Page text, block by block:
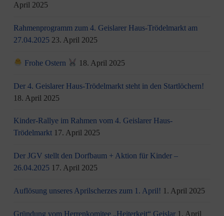
April 2025
Rahmenprogramm zum 4. Geislarer Haus-Trödelmarkt am
27.04.2025 23. April 2025
Frohe Ostern 18. April 2025
Der 4. Geislarer Haus-Trödelmarkt steht in den Startlöchern!
18. April 2025
Kinder-Rallye im Rahmen vom 4. Geislarer Haus-
Trödelmarkt 17. April 2025
Der JGV stellt den Dorfbaum + Aktion für Kinder –
26.04.2025 17. April 2025
Auflösung unseres Aprilscherzes zum 1. April! 1. April 2025
Gründung vom Herrenkomitee „Heiterkeit“ Geislar 1. April